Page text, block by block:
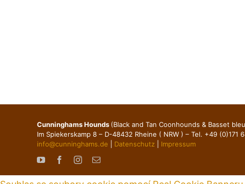
Cunninghams Hounds (Black and Tan Coonhounds & Basset
Im Spiekerskamp 8 – D-48432 Rheine ( NRW ) – Tel. +49 (0)171
info@cunninghams.de
Datenschutz Impressum